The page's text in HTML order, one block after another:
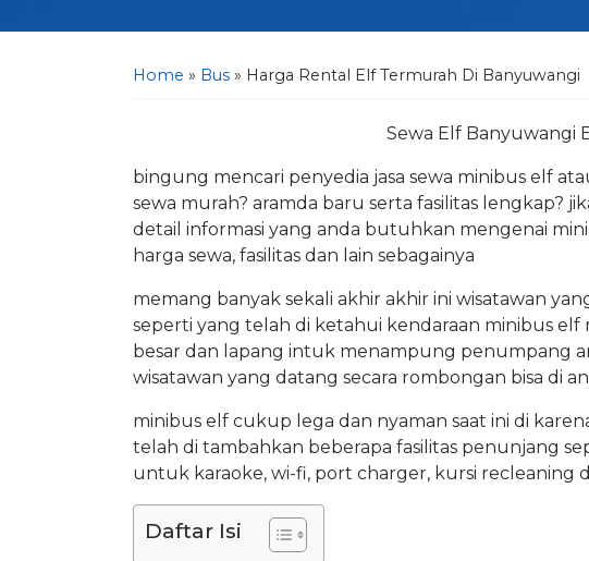
Home » Bus » Harga Rental Elf Termurah Di Banyuwangi
Sewa Elf Banyuwangi
bingung mencari penyedia jasa sewa minibus elf
sewa murah? aramda baru serta fasilitas lengkap?
detail informasi yang anda butuhkan mengenai
harga sewa, fasilitas dan lain sebagainya
memang banyak sekali akhir akhir ini wisatawan
seperti yang telah di ketahui kendaraan minibus
besar dan lapang intuk menampung penumpang
wisatawan yang datang secara rombongan bisa di
minibus elf cukup lega dan nyaman saat ini di
telah di tambahkan beberapa fasilitas penunjang
untuk karaoke, wi-fi, port charger, kursi recleaning
Daftar Isi